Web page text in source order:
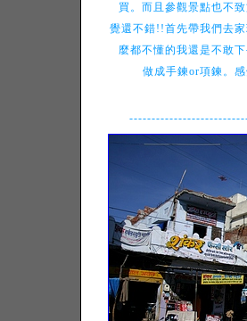
買。而且參觀景點也不
覺還不錯!!首先帶我們去
麼都不懂的我還是不敢
做成手鍊or項鍊。